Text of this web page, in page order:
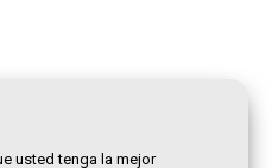
usted tenga la mejor